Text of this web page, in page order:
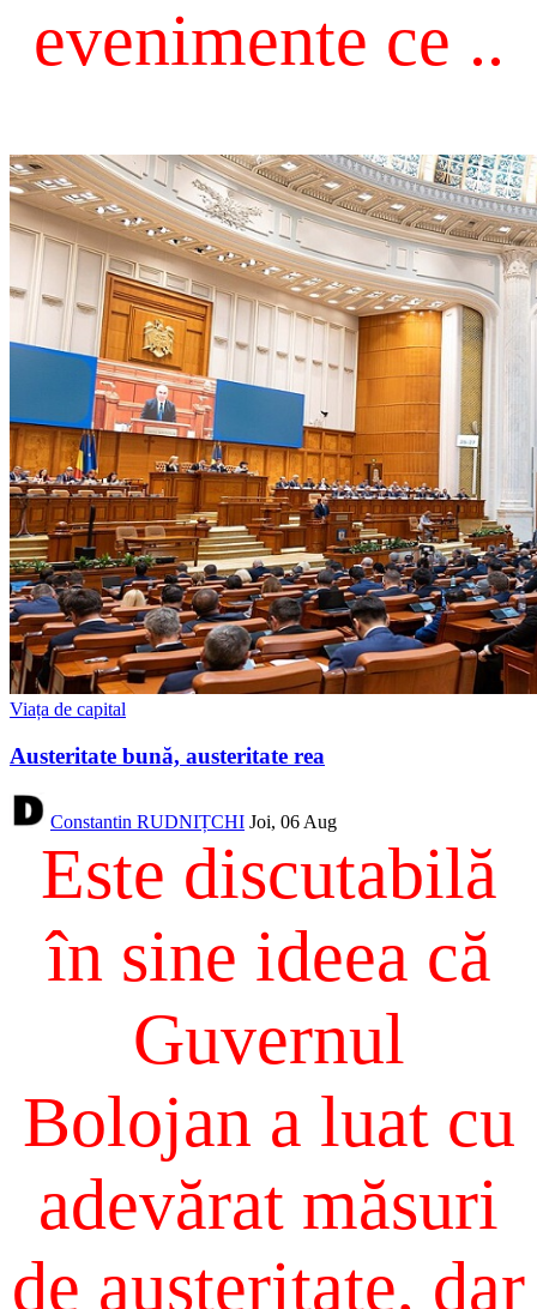
evenimente ce ..
Viața de capital
Austeritate bună, austeritate rea
Constantin RUDNIȚCHI Joi, 06 Aug
Este discutabilă
în sine ideea că
Guvernul
Bolojan a luat cu
adevărat măsuri
de austeritate, dar